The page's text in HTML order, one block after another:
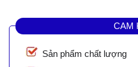
CAM
Sản phẩm chất lượng